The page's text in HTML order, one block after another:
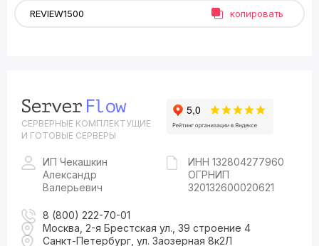
копировать
СЕРВЕРНЫЕ КОМПЛЕКТУЩИЕ
И ГОТОВЫЕ СЕРВЕРЫ
ИП Чекашкин
Александр
Валерьевич
ИНН 132804277960
ОГРНИП
320132600020621
8 (800) 222-70-01
Москва, 2-я Брестская ул., 39 строение 4
Санкт-Петербург, ул. Заозерная 8к2Л